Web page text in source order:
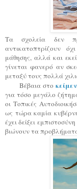
Τα σχολεία δεν
αντικατοπτρίζουν
μάθησης, αλλά και
γίνεται φανερό αν
μεταξύ τους πολλά
Βέβαια στο
για τόσο μεγάλο
οι Τοπικές
ως τώρα καμία
έχει δείξει
βιώνουν τα